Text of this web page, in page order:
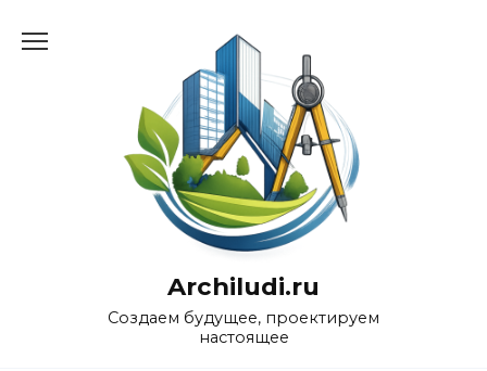
Archiludi.ru
Создаем будущее, проектируем
настоящее